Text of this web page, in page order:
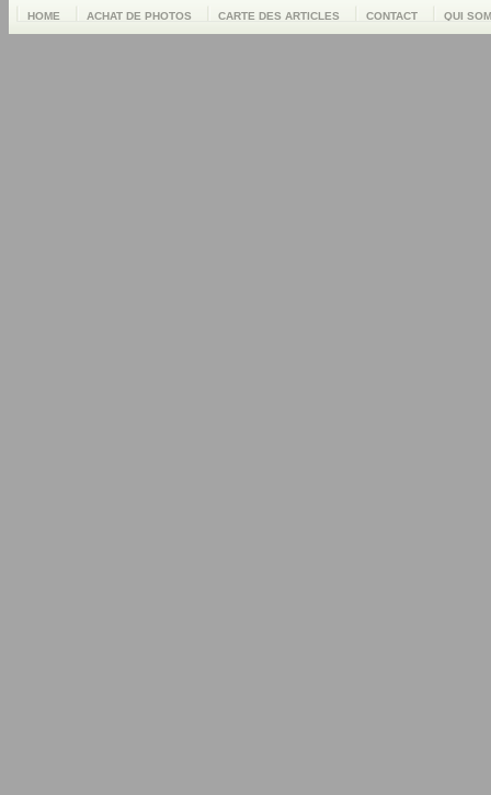
HOME ACHAT DE PHOTOS CARTE DES ARTICLES CONTACT QUI